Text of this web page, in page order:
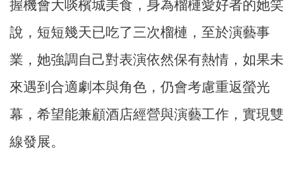
握機會大啖檳城美食，身為榴槤愛好者的她笑
說，短短幾天已吃了三次榴槤，至於演藝事
業，她強調自己對表演依然保有熱情，如果未
來遇到合適劇本與角色，仍會考慮重返螢光
幕，希望能兼顧酒店經營與演藝工作，實現雙
線發展。